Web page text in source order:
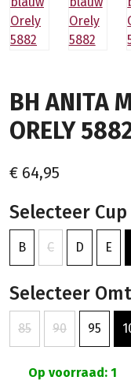
BH ANITA
ORELY
€ 64,95
Selecteer
B C D E
Selecteer
85 90 95
Op voorraad: 1